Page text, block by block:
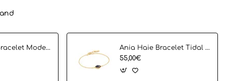
Ania Haie Bracelet Modern Cirlce B002-02G
Ania Haie Bracelet Tidal Abalone B027-01G
55,00€